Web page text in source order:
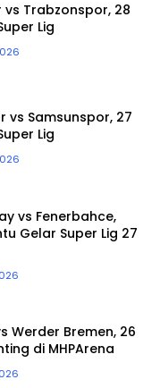
vs Trabzonspor, 28
Lig
vs Samsunspor, 27
Lig
vs Fenerbahce,
Gelar Super Lig 27
Werder Bremen, 26
di MHPArena